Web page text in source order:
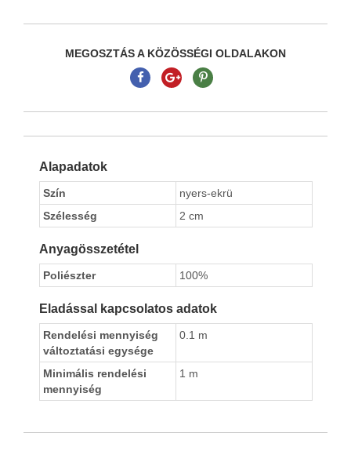
MEGOSZTÁS A KÖZÖSSÉGI OLDALAKON
Alapadatok
Szín
nyers-ekrü
Szélesség
2 cm
Anyagösszetétel
Poliészter 100%
Eladással kapcsolatos adatok
Rendelési mennyiség
változtatási egysége
0.1 m
Minimális rendelési
mennyiség
1 m